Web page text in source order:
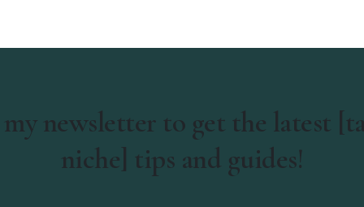
newsletter to get the latest
niche] tips and guides!